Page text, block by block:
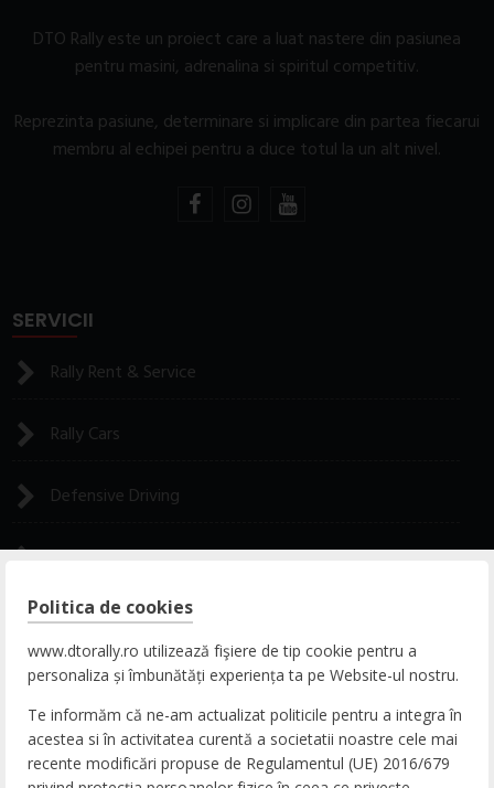
DTO Rally este un proiect care a luat nastere din pasiunea
pentru masini, adrenalina si spiritul competitiv.
Reprezinta pasiune, determinare si implicare din partea fiecarui
membru al echipei pentru a duce totul la un alt nivel.
SERVICII
Rally Rent & Service
Rally Cars
Defensive Driving
Rally Experience
CONTACT
DN65b, Nr. 9, Zona Comercială Bradu, 117141
Pitești, Argeș, România
Politica de cookies
www.dtorally.ro utilizează fişiere de tip cookie pentru a
personaliza și îmbunătăți experiența ta pe Website-ul nostru.
Te informăm că ne-am actualizat politicile pentru a integra în
acestea si în activitatea curentă a societatii noastre cele mai
recente modificări propuse de Regulamentul (UE) 2016/679